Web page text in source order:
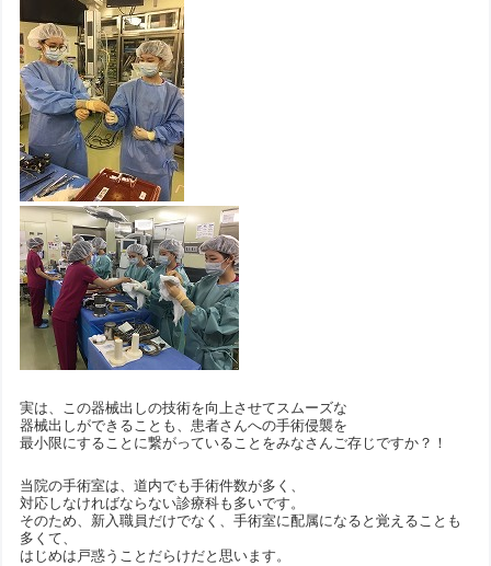
実は、この器械出しの技術を向上させてスムーズな
器械出しができることも、患者さんへの手術侵襲を
最小限にすることに繋がっていることをみなさんご存じですか？！
当院の手術室は、道内でも手術件数が多く、
対応しなければならない診療科も多いです。
そのため、新入職員だけでなく、手術室に配属になると覚えることも
多くて、
はじめは戸惑うことだらけだと思います。